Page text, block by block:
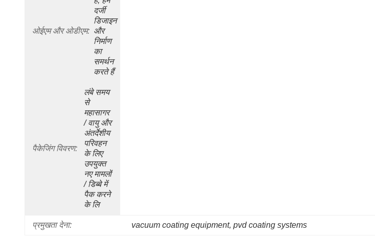
ओईएम और ओडीएम:
दर्जी
डिजाइन
और
निर्माण
का
समर्थन
करते हैं
पैकेजिंग विवरण:
लंबे समय
से
महासागर
/ वायु और
अंतर्देशीय
परिवहन
के लिए
उपयुक्त
नए मामलों
/ डिब्बे में
पैक करने
के लि
प्रमुखता देना: vacuum coating equipment, pvd coating systems